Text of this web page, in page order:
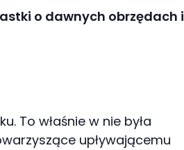
o dawnych obrzędach i
To właśnie w nie była
upływającemu